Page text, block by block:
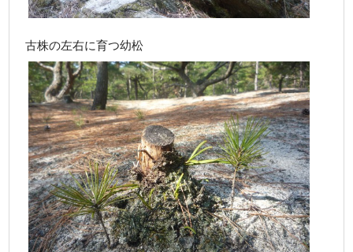
古株の左右に育つ幼松